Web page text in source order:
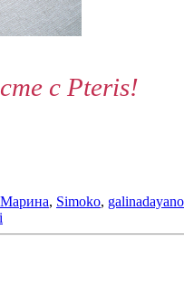
с Pteris!
, Simoko,